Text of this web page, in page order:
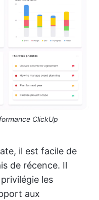
ClickUp
il est facile de
de récence. Il
les
aux